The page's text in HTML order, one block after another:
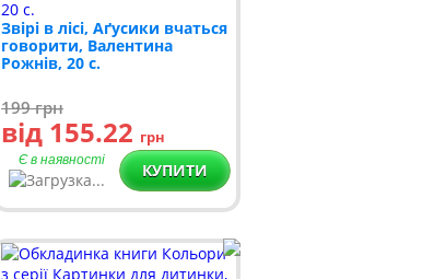
Звірі в лісі, Аґусики вчаться
говорити, Валентина
Рожнів, 20 с.
199грн
від 155.22 грн
Є в наявності КУПИТИ